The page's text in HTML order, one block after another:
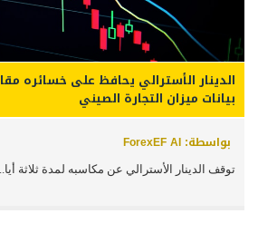
الدينار الأسترالي يحافظ على خسائره
بيانات ميزان التجارة الصيني
بواسطة: ForexEF AI
توقف الدينار الأسترالي عن مكاسبه لمدة ثلاثة